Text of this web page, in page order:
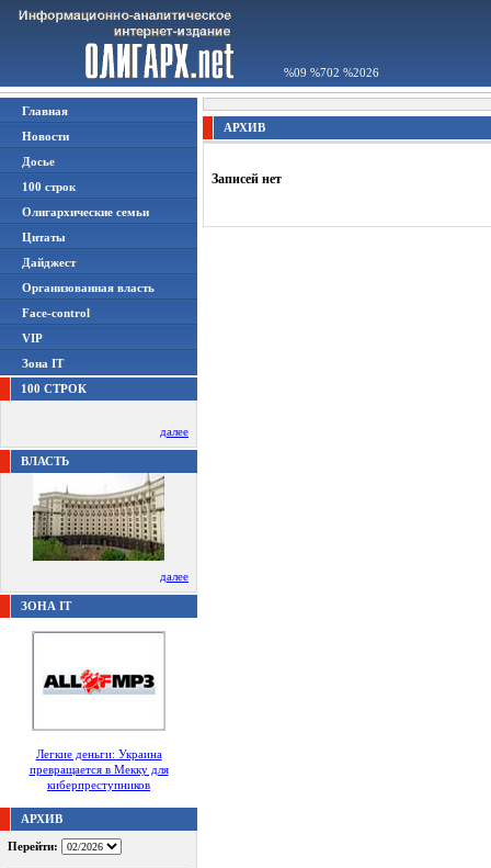
%09 %702 %2026
Главная
Новости
Досье
100 строк
Олигархические семьи
Цитаты
Дайджест
Организованная власть
Face-control
VIP
Зона IT
100 СТРОК
далее
ВЛАСТЬ
далее
ЗОНА IT
Легкие деньги: Украина
превращается в Мекку для
киберпреступников
АРХИВ
Перейти:
АРХИВ
Записей нет